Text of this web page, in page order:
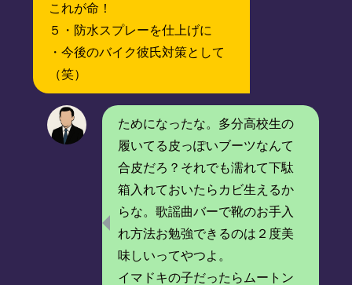
これが命！
５・防水スプレーを仕上げに
・今後のバイク彼氏対策として
（笑）
ためになったな。多分高校生の
履いてる皮っぽいブーツなんて
合皮だろ？それでも濡れて下駄
箱入れておいたらカビ生えるか
らな。歌謡曲バーで靴のお手入
れ方法お勉強できるのは２度美
味しいってやつよ。
イマドキの子だったらムートン